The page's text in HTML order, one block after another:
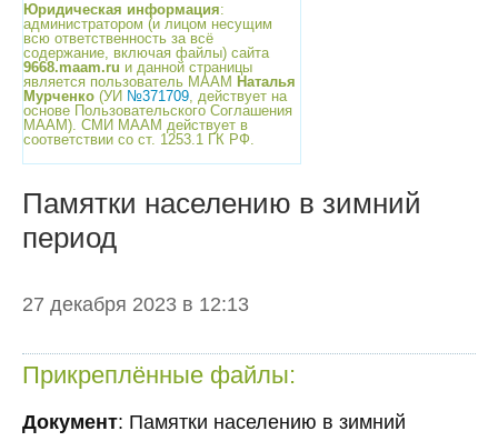
Юридическая информация:
администратором (и лицом несущим
всю ответственность за всё
содержание, включая файлы) сайта
9668.maam.ru и данной страницы
является пользователь МААМ Наталья
Мурченко (УИ №371709, действует на
основе Пользовательского Соглашения
МААМ). СМИ МААМ действует в
соответствии со ст. 1253.1 ГК РФ.
Памятки населению в зимний
период
27 декабря 2023 в 12:13
Прикреплённые файлы:
Документ: Памятки населению в зимний